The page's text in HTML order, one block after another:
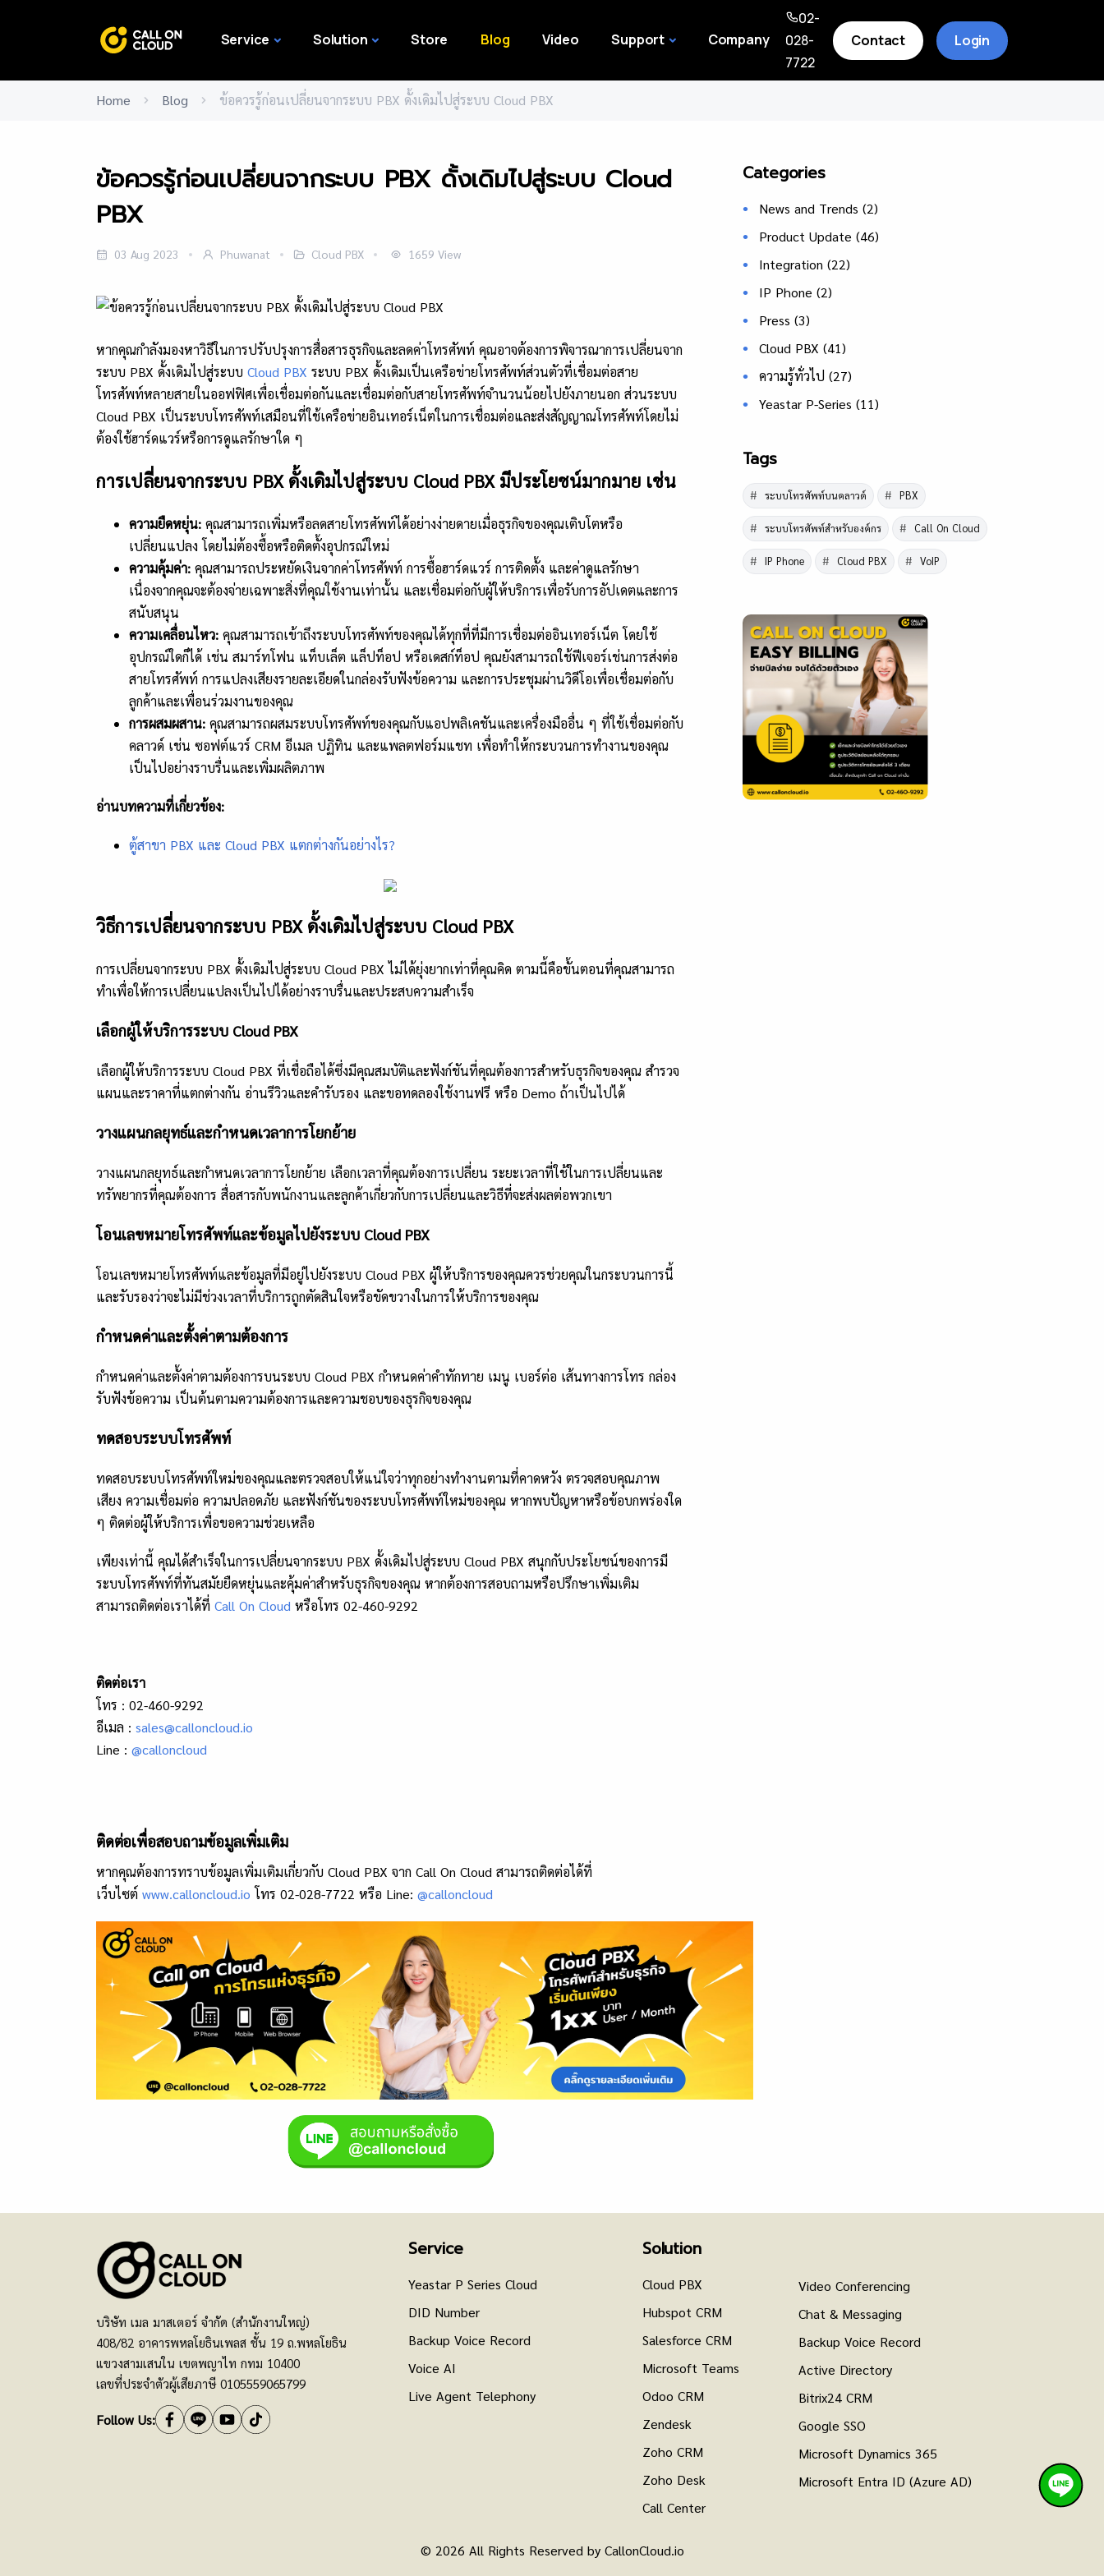
Service Solution Store Blog Video Support Company
02-
028-
7722
Contact Login
Home Blog ข้อควรรู้ก่อนเปลี่ยนจากระบบ PBX ดั้งเดิมไปสู่ระบบ Cloud PBX
ข้อควรรู้ก่อนเปลี่ยนจากระบบ PBX ดั้งเดิมไปสู่ระบบ Cloud
PBX
03 Aug 2023 Phuwanat Cloud PBX 1659 View
หากคุณกำลังมองหาวิธีในการปรับปรุงการสื่อสารธุรกิจและลดค่าโทรศัพท์ คุณอาจต้องการพิจารณาการเปลี่ยนจาก
ระบบ PBX ดั้งเดิมไปสู่ระบบ Cloud PBX ระบบ PBX ดั้งเดิมเป็นเครือข่ายโทรศัพท์ส่วนตัวที่เชื่อมต่อสาย
โทรศัพท์หลายสายในออฟฟิศเพื่อเชื่อมต่อกันและเชื่อมต่อกับสายโทรศัพท์จำนวนน้อยไปยังภายนอก ส่วนระบบ
Cloud PBX เป็นระบบโทรศัพท์เสมือนที่ใช้เครือข่ายอินเทอร์เน็ตในการเชื่อมต่อและส่งสัญญาณโทรศัพท์โดยไม่
ต้องใช้ฮาร์ดแวร์หรือการดูแลรักษาใด ๆ
การเปลี่ยนจากระบบ PBX ดั้งเดิมไปสู่ระบบ Cloud PBX มีประโยชน์มากมาย เช่น
ความยืดหยุ่น: คุณสามารถเพิ่มหรือลดสายโทรศัพท์ได้อย่างง่ายดายเมื่อธุรกิจของคุณเติบโตหรือ
เปลี่ยนแปลง โดยไม่ต้องซื้อหรือติดตั้งอุปกรณ์ใหม่
ความคุ้มค่า: คุณสามารถประหยัดเงินจากค่าโทรศัพท์ การซื้อฮาร์ดแวร์ การติดตั้ง และค่าดูแลรักษา
เนื่องจากคุณจะต้องจ่ายเฉพาะสิ่งที่คุณใช้งานเท่านั้น และเชื่อมต่อกับผู้ให้บริการเพื่อรับการอัปเดตและการ
สนับสนุน
ความเคลื่อนไหว: คุณสามารถเข้าถึงระบบโทรศัพท์ของคุณได้ทุกที่ที่มีการเชื่อมต่ออินเทอร์เน็ต โดยใช้
อุปกรณ์ใดก็ได้ เช่น สมาร์ทโฟน แท็บเล็ต แล็ปท็อป หรือเดสก์ท็อป คุณยังสามารถใช้ฟีเจอร์เช่นการส่งต่อ
สายโทรศัพท์ การแปลงเสียงรายละเอียดในกล่องรับฟังข้อความ และการประชุมผ่านวิดีโอเพื่อเชื่อมต่อกับ
ลูกค้าและเพื่อนร่วมงานของคุณ
การผสมผสาน: คุณสามารถผสมระบบโทรศัพท์ของคุณกับแอปพลิเคชันและเครื่องมืออื่น ๆ ที่ใช้เชื่อมต่อกับ
คลาวด์ เช่น ซอฟต์แวร์ CRM อีเมล ปฏิทิน และแพลตฟอร์มแชท เพื่อทำให้กระบวนการทำงานของคุณ
เป็นไปอย่างราบรื่นและเพิ่มผลิตภาพ
อ่านบทความที่เกี่ยวข้อง:
ตู้สาขา PBX และ Cloud PBX แตกต่างกันอย่างไร?
วิธีการเปลี่ยนจากระบบ PBX ดั้งเดิมไปสู่ระบบ Cloud PBX
การเปลี่ยนจากระบบ PBX ดั้งเดิมไปสู่ระบบ Cloud PBX ไม่ได้ยุ่งยากเท่าที่คุณคิด ตามนี้คือขั้นตอนที่คุณสามารถ
ทำเพื่อให้การเปลี่ยนแปลงเป็นไปได้อย่างราบรื่นและประสบความสำเร็จ
เลือกผู้ให้บริการระบบ Cloud PBX
เลือกผู้ให้บริการระบบ Cloud PBX ที่เชื่อถือได้ซึ่งมีคุณสมบัติและฟังก์ชันที่คุณต้องการสำหรับธุรกิจของคุณ สำรวจ
แผนและราคาที่แตกต่างกัน อ่านรีวิวและคำรับรอง และขอทดลองใช้งานฟรี หรือ Demo ถ้าเป็นไปได้
วางแผนกลยุทธ์และกำหนดเวลาการโยกย้าย
วางแผนกลยุทธ์และกำหนดเวลาการโยกย้าย เลือกเวลาที่คุณต้องการเปลี่ยน ระยะเวลาที่ใช้ในการเปลี่ยนและ
ทรัพยากรที่คุณต้องการ สื่อสารกับพนักงานและลูกค้าเกี่ยวกับการเปลี่ยนและวิธีที่จะส่งผลต่อพวกเขา
โอนเลขหมายโทรศัพท์และข้อมูลไปยังระบบ Cloud PBX
โอนเลขหมายโทรศัพท์และข้อมูลที่มีอยู่ไปยังระบบ Cloud PBX ผู้ให้บริการของคุณควรช่วยคุณในกระบวนการนี้
และรับรองว่าจะไม่มีช่วงเวลาที่บริการถูกตัดสินใจหรือขัดขวางในการให้บริการของคุณ
กำหนดค่าและตั้งค่าตามต้องการ
กำหนดค่าและตั้งค่าตามต้องการบนระบบ Cloud PBX กำหนดค่าคำทักทาย เมนู เบอร์ต่อ เส้นทางการโทร กล่อง
รับฟังข้อความ เป็นต้นตามความต้องการและความชอบของธุรกิจของคุณ
ทดสอบระบบโทรศัพท์
ทดสอบระบบโทรศัพท์ใหม่ของคุณและตรวจสอบให้แน่ใจว่าทุกอย่างทำงานตามที่คาดหวัง ตรวจสอบคุณภาพ
เสียง ความเชื่อมต่อ ความปลอดภัย และฟังก์ชันของระบบโทรศัพท์ใหม่ของคุณ หากพบปัญหาหรือข้อบกพร่องใด
ๆ ติดต่อผู้ให้บริการเพื่อขอความช่วยเหลือ
เพียงเท่านี้ คุณได้สำเร็จในการเปลี่ยนจากระบบ PBX ดั้งเดิมไปสู่ระบบ Cloud PBX สนุกกับประโยชน์ของการมี
ระบบโทรศัพท์ที่ทันสมัยยืดหยุ่นและคุ้มค่าสำหรับธุรกิจของคุณ หากต้องการสอบถามหรือปรึกษาเพิ่มเติม
สามารถติดต่อเราได้ที่ Call On Cloud หรือโทร 02-460-9292
ติดต่อเรา
โทร : 02-460-9292
อีเมล : sales@calloncloud.io
Line : @calloncloud
ติดต่อเพื่อสอบถามข้อมูลเพิ่มเติม
หากคุณต้องการทราบข้อมูลเพิ่มเติมเกี่ยวกับ Cloud PBX จาก Call On Cloud สามารถติดต่อได้ที่
เว็บไซต์ www.calloncloud.io โทร 02-028-7722 หรือ Line: @calloncloud
Categories
News and Trends (2)
Product Update (46)
Integration (22)
IP Phone (2)
Press (3)
Cloud PBX (41)
ความรู้ทั่วไป (27)
Yeastar P-Series (11)
Tags
ระบบโทรศัพท์บนคลาวด์ PBX
ระบบโทรศัพท์สำหรับองค์กร Call On Cloud
IP Phone Cloud PBX VoIP
บริษัท เมล มาสเตอร์ จำกัด (สำนักงานใหญ่)
408/82 อาคารพหลโยธินเพลส ชั้น 19 ถ.พหลโยธิน
แขวงสามเสนใน เขตพญาไท กทม 10400
เลขที่ประจำตัวผู้เสียภาษี 0105559065799
Follow Us:
Service
Yeastar P Series Cloud
DID Number
Backup Voice Record
Voice AI
Live Agent Telephony
Solution
Cloud PBX
Hubspot CRM
Salesforce CRM
Microsoft Teams
Odoo CRM
Zendesk
Zoho CRM
Zoho Desk
Call Center
Video Conferencing
Chat & Messaging
Backup Voice Record
Active Directory
Bitrix24 CRM
Google SSO
Microsoft Dynamics 365
Microsoft Entra ID (Azure AD)
© 2026 All Rights Reserved by CallonCloud.io